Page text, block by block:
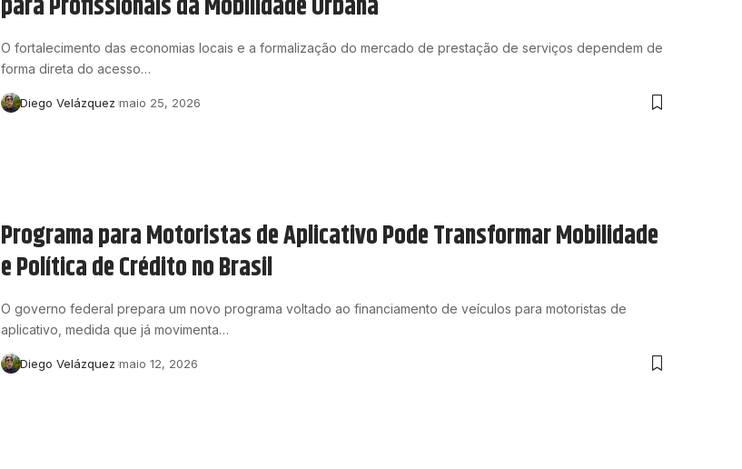
O fortalecimento das economias locais e a formalização do mercado de prestação de serviços dependem de
forma direta do acesso…
Diego Velázquez maio 25, 2026
Programa para Motoristas de Aplicativo Pode Transformar Mobilidade
e Política de Crédito no Brasil
O governo federal prepara um novo programa voltado ao financiamento de veículos para motoristas de
aplicativo, medida que já movimenta…
Diego Velázquez maio 12, 2026